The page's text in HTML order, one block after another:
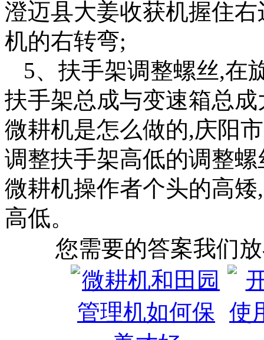
澄迈县大姜收获机握住
机的右转弯;
5、扶手架调整螺丝,在
扶手架总成与变速箱总
微耕机是怎么做的,庆阳
调整扶手架高低的调整
微耕机操作者个头的高
高低。
您需要的答案我们